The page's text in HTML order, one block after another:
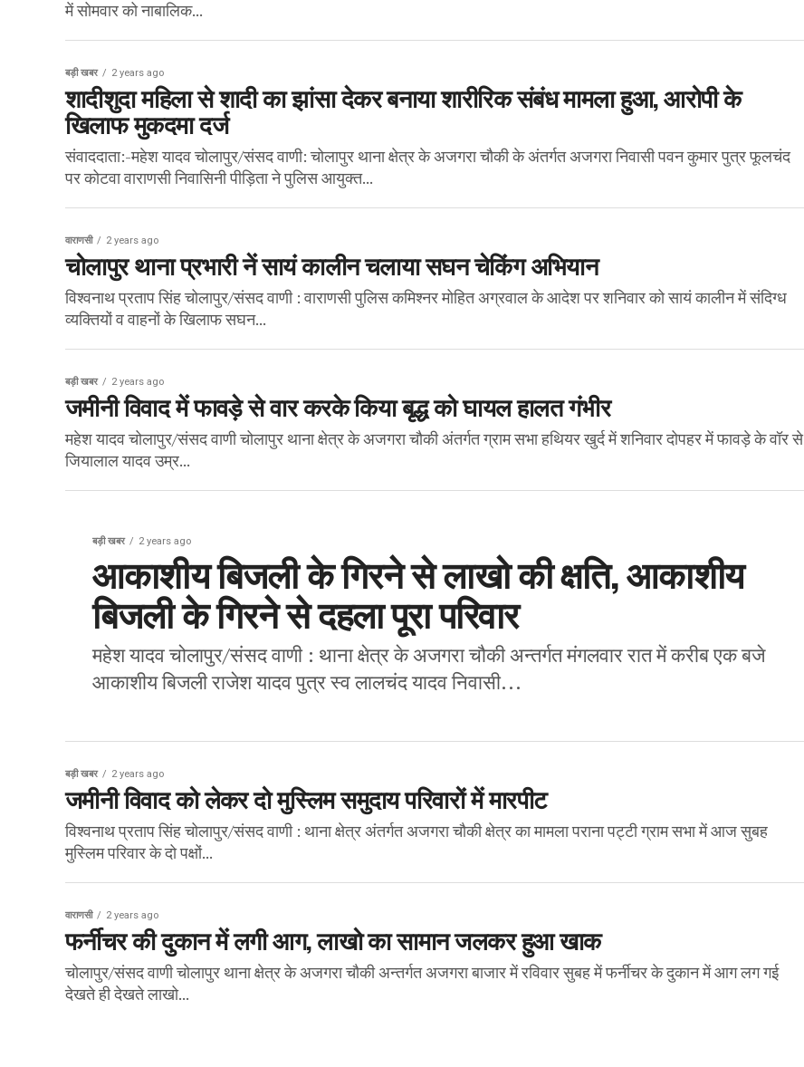
में सोमवार को नाबालिक...
बड़ी खबर 2 years ago
शादीशुदा महिला से शादी का झांसा देकर बनाया शारीरिक संबंध मामला हुआ, आरोपी के
खिलाफ मुकदमा दर्ज
संवाददाता:-महेश यादव चोलापुर/संसद वाणी: चोलापुर थाना क्षेत्र के अजगरा चौकी के अंतर्गत अजगरा निवासी पवन कुमार पुत्र फूलचंद
पर कोटवा वाराणसी निवासिनी पीड़िता ने पुलिस आयुक्त...
वाराणसी 2 years ago
चोलापुर थाना प्रभारी नें सायं कालीन चलाया सघन चेकिंग अभियान
विश्वनाथ प्रताप सिंह चोलापुर/संसद वाणी : वाराणसी पुलिस कमिश्नर मोहित अग्रवाल के आदेश पर शनिवार को सायं कालीन में संदिग्ध
व्यक्तियों व वाहनों के खिलाफ सघन...
बड़ी खबर 2 years ago
जमीनी विवाद में फावड़े से वार करके किया बृद्ध को घायल हालत गंभीर
महेश यादव चोलापुर/संसद वाणी चोलापुर थाना क्षेत्र के अजगरा चौकी अंतर्गत ग्राम सभा हथियर खुर्द में शनिवार दोपहर में फावड़े के वॉर से
जियालाल यादव उम्र...
बड़ी खबर 2 years ago
आकाशीय बिजली के गिरने से लाखो की क्षति, आकाशीय
बिजली के गिरने से दहला पूरा परिवार
महेश यादव चोलापुर/संसद वाणी : थाना क्षेत्र के अजगरा चौकी अन्तर्गत मंगलवार रात में करीब एक बजे
आकाशीय बिजली राजेश यादव पुत्र स्व लालचंद यादव निवासी...
बड़ी खबर 2 years ago
जमीनी विवाद को लेकर दो मुस्लिम समुदाय परिवारों में मारपीट
विश्वनाथ प्रताप सिंह चोलापुर/संसद वाणी : थाना क्षेत्र अंतर्गत अजगरा चौकी क्षेत्र का मामला पराना पट्टी ग्राम सभा में आज सुबह
मुस्लिम परिवार के दो पक्षों...
वाराणसी 2 years ago
फर्नीचर की दुकान में लगी आग, लाखो का सामान जलकर हुआ खाक
चोलापुर/संसद वाणी चोलापुर थाना क्षेत्र के अजगरा चौकी अन्तर्गत अजगरा बाजार में रविवार सुबह में फर्नीचर के दुकान में आग लग गई
देखते ही देखते लाखो...